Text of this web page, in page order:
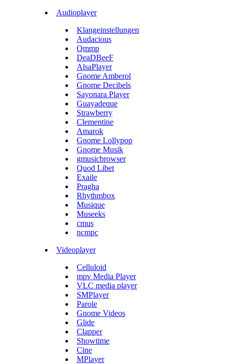
Audioplayer
Klangeinstellungen
Audacious
Qmmp
DeaDBeeF
AlsaPlayer
Gnome Amberol
Gnome Decibels
Sayonara Player
Guayadeque
Strawberry
Clementine
Amarok
Gnome Lollypop
Gnome Musik
gmusicbrowser
Quod Libet
Exaile
Pragha
Rhythmbox
Musique
Museeks
cmus
ncmpc
Videoplayer
Celluloid
mpv Media Player
VLC media player
SMPlayer
Parole
Gnome Videos
Glide
Clapper
Showtime
Cine
MPlayer